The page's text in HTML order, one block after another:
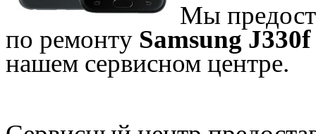
Мы
по ремонту Samsung
нашем сервисном центре.